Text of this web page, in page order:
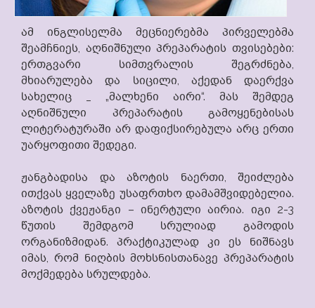
ამ ინგლისელმა მეცნიერებმა პირველებმა
შეამჩნიეს, აღნიშნული პრეპარატის თვისებები:
ერთგვარი სიმთვრალის შეგრძნება,
მხიარულება და სიცილი, აქედან დაერქვა
სახელიც _ „მალხენი აირი“. მას შემდეგ
აღნიშნული პრეპარატის გამოყენებისას
ლიტერატურაში არ დაფიქსირებულა არც ერთი
უარყოფითი შედეგი.
ჟანგბადისა და აზოტის ნაერთი, შეიძლება
ითქვას ყველაზე უსაფრთხო დამამშვიდებელია.
აზოტის ქვეჟანგი – ინერტული აირია. იგი 2-3
წუთის შემდგომ სრულიად გამოდის
ორგანიზმიდან. პრაქტიკულად კი ეს ნიშნავს
იმას, რომ ნიღბის მოხსნისთანავე პრეპარატის
მოქმედება სრულდება.